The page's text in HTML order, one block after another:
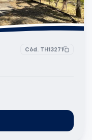
Cód. TH13271